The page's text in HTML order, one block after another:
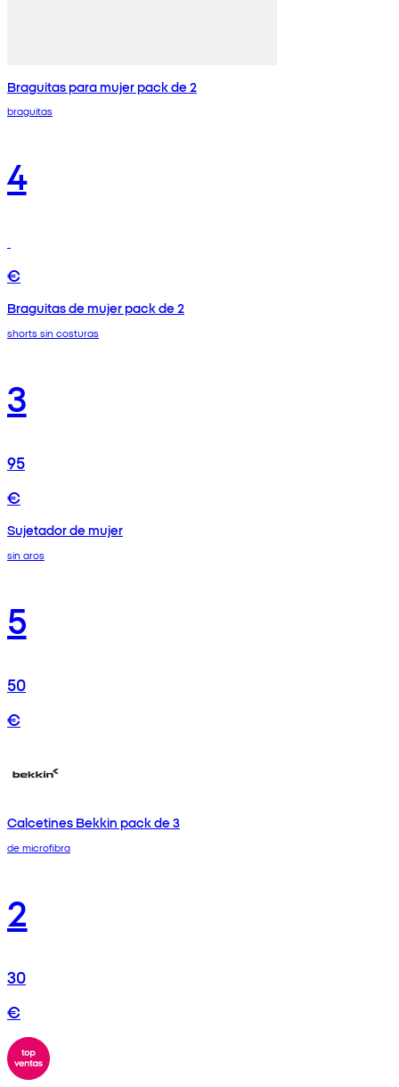
Braguitas para mujer pack de 2
braguitas
4
€
Braguitas de mujer pack de 2
shorts sin costuras
3
95
€
Sujetador de mujer
sin aros
5
50
€
Calcetines Bekkin pack de 3
de microfibra
2
30
€